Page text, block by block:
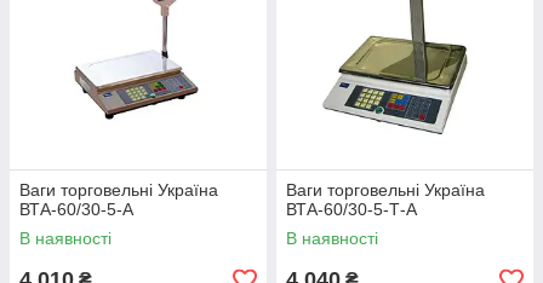
Ваги торговельні Україна
ВТА-60/30-5-А
В наявності
Ваги торговельні Україна
ВТА-60/30-5-Т-А
В наявності